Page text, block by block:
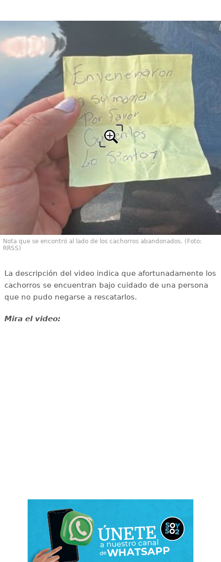
Nota que se encontró al lado de los cachorros abandonados. (Foto:
RRSS)
La descripción del video indica que afortunadamente los
cachorros se encuentran bajo cuidado de una persona
que no pudo negarse a rescatarlos.
Mira el video: